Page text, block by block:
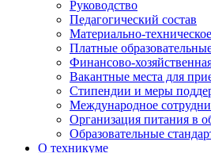
Руководство
Педагогический состав
Материально-
Платные
Финансово-
Вакантные места для
Стипендии и меры
Международное
Организация питания в
Образовательные
О техникуме